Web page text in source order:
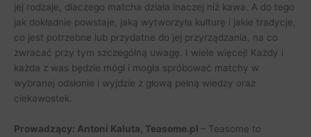
jej rodzaje, dlaczego matcha działa inaczej niż kawa. A do tego
jak dokładnie powstaje, jaką wytworzyła kulturę i jakie tradycje,
co jest potrzebne lub przydatne do jej przyrządzania, na co
zwracać przy tym szczególną uwagę. I wiele więcej! Każdy i
każda z was będzie mógł i mogła spróbować matchy w
wybranej odsłonie i wyjdzie z głową pełną wiedzy oraz
ciekawostek.
Prowadzący: Antoni Kaluta, Teasome.pl
– Teasome to